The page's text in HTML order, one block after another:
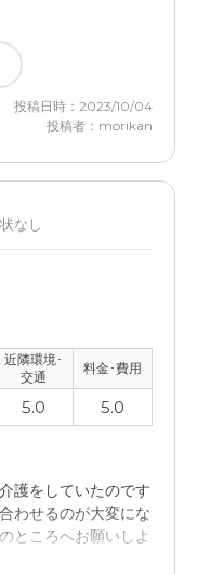
ります。 費用的は
任せておけば、安心
期健診や歯科医療な
室がゆとりがあり、
おり、安心できた。
タッフの対応の良し
生活の快適性がある
ついて
ばかりで、良かっ
の入居者も裕福そう
しく、内装面での不
投稿日時：2023/10/04
投稿者：morikan
なし
近隣環境･
交通
料金･費用
5.0 5.0
護をしていたのです
わせるのが大変にな
ところへお願いしよ